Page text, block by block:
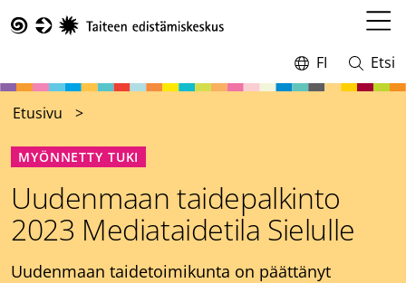
pääsisältöön
valikko
Vaihda
kieltä,
FI
Avaa
ja
Etsi
Etusivu
MYÖNNETTY TUKI
Uudenmaan taidepalkinto
2023 Mediataidetila Sielulle
Uudenmaan taidetoimikunta on päättänyt